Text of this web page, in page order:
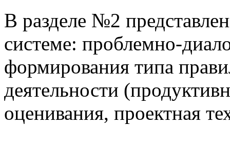
В разделе №2
системе: проблемно-
формирования типа
деятельности
оценивания, проектная